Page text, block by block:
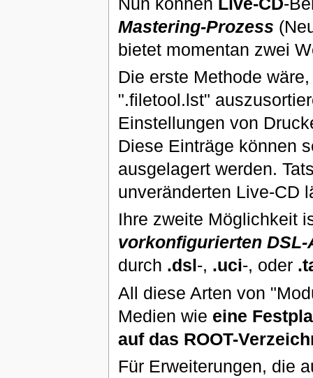
Mastering-Prozess
bietet momentan zwei
Die erste Methode
".filetool.lst"
Einstellungen von
Diese Einträge können
ausgelagert werden.
unveränderten Live-CD
Ihre zweite Möglichkeit
vorkonfigurierten DSL-
durch .dsl-, .uci-, oder
All diese Arten von
Medien wie eine
auf das ROOT-
Für Erweiterungen, die